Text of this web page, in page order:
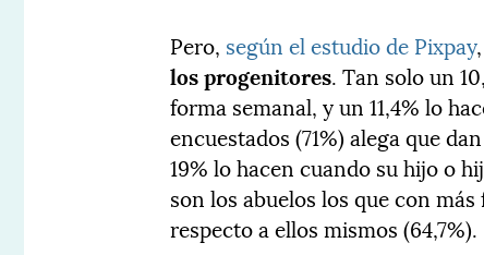
Pero, según el estudio de Pixpay
los progenitores. Tan solo un
forma semanal, y un 11,4% lo
encuestados (71%) alega que
19% lo hacen cuando su hijo o
son los abuelos los que con
respecto a ellos mismos (64,7%).